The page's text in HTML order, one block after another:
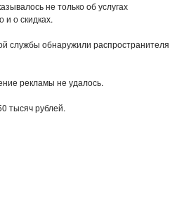
не только об услугах
и о скидках.
службы обнаружили распространителя
рекламы не удалось.
тысяч рублей.